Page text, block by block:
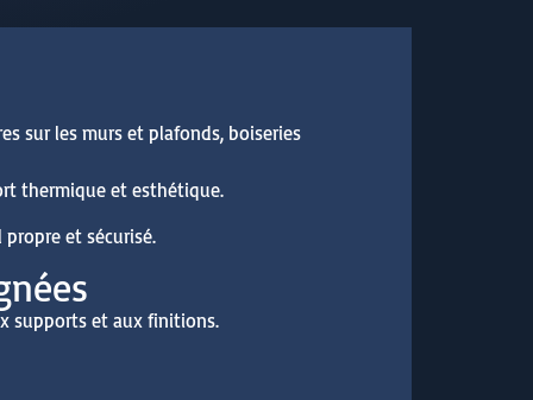
sur les murs et plafonds, boiseries
thermique et esthétique.
et sécurisé.
supports et aux finitions.